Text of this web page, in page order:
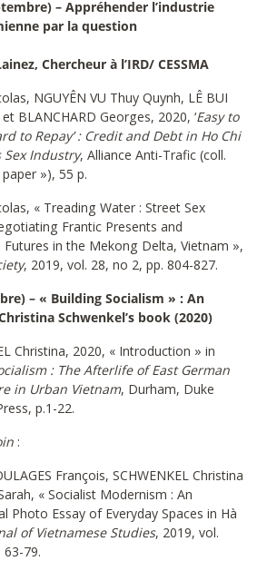
– Appréhender l’industrie
par la question
Chercheur à l’IRD/ CESSMA
NGUYÊN VU Thuy Quynh, LÊ BUI
BLANCHARD Georges, 2020, ‘Easy to
to Repay’ : Credit and Debt in Ho Chi
Sex Industry, Alliance Anti-Trafic (coll.
»), 55 p.
« Treading Water : Street Sex
Frantic Presents and
Futures in the Mekong Delta, Vietnam »,
, 2019, vol. 28, no 2, pp. 804-827.
– « Building Socialism » : An
Schwenkel’s book (2020)
Christina, 2020, « Introduction » in
: The Afterlife of East German
in Urban Vietnam, Durham, Duke
p.1-22.
:
François, SCHWENKEL Christina
« Socialist Modernism : An
Photo Essay of Everyday Spaces in Hà
of Vietnamese Studies, 2019, vol.
63-79.